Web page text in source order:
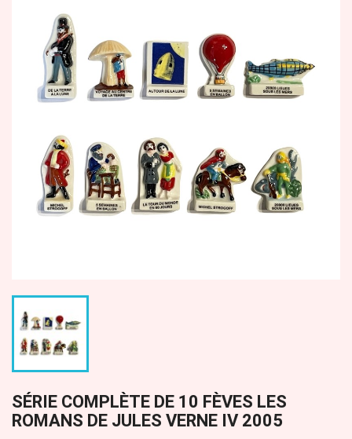
SÉRIE COMPLÈTE DE 10 FÈVES LES
ROMANS DE JULES VERNE IV 2005